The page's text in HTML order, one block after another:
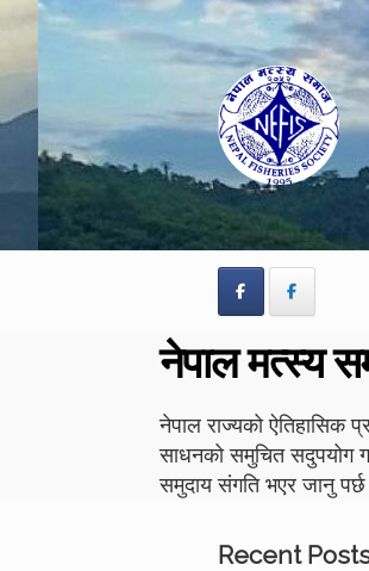
Skip
to
navigation
Skip
to
content
नेपाल मत्स्य
नेपाल राज्यको ऐतिहासिक
साधनको समुचित सदुपयोग
समुदाय संगति भएर जानु
Recent